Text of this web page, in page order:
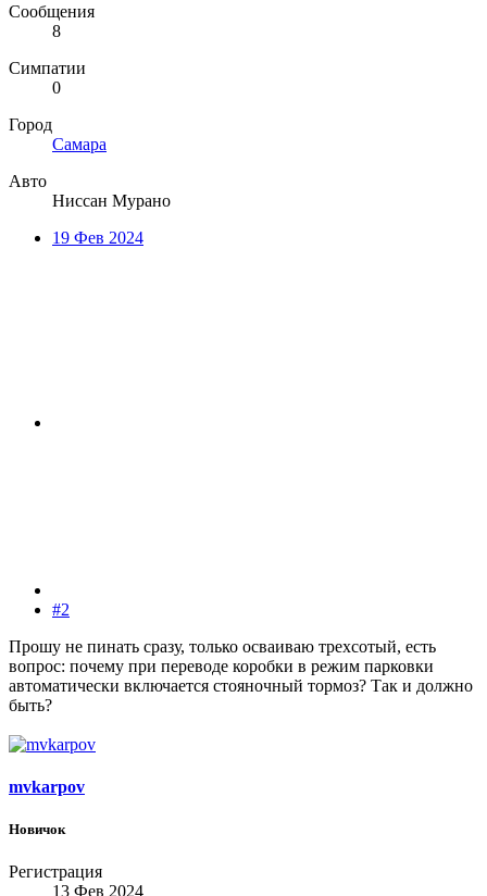
Сообщения
8
Симпатии
0
Город
Самара
Авто
Ниссан Мурано
19 Фев 2024
#2
Прошу не пинать сразу, только осваиваю трехсотый, есть
вопрос: почему при переводе коробки в режим парковки
автоматически включается стояночный тормоз? Так и должно
быть?
mvkarpov
Новичок
Регистрация
13 Фев 2024